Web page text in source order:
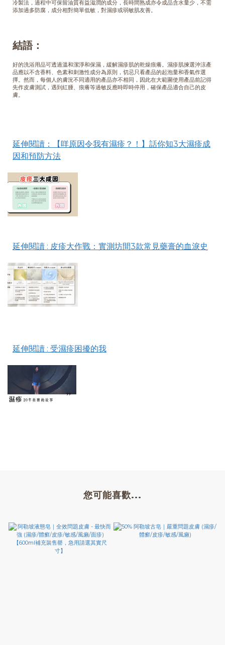
冷製法，過程中可保留油質有益滋潤的成分，長時間熟成亦令成品含水量少，不需
添加過多防腐，成分相對簡單低敏，對濕疹或弱敏肌友善。
結語：
好的洗浴用品可透過溫和潔淨和保濕，緩解濕疹肌的乾燥痕癢。濕疹肌揀選沖涼產
品應以不含香料、色素和刺激性成分為原則，切忌只看產品的起泡量和香氣作選
擇。然而，每個人的膚況不同適用的產品亦不相同，因此在大範圍使用產品前記得
先作皮膚測試，遇到紅腫、痕癢等過敏反應時即時停用，確保產品適合自己的皮
膚。
延伸閱讀 ：【咩原因令我有濕疹？！】話你知3大濕疹成
因和預防方法
延伸閱讀 : 皮疹大作戰：實測坊間3款常見藥膏的血淚史
延伸閱讀 : 受濕疹困擾的我
您可能喜歡...